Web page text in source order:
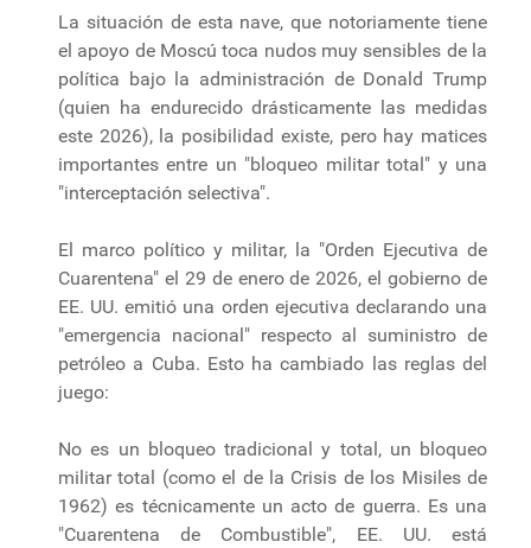
La situación de esta nave, que notoriamente tiene
el apoyo de Moscú toca nudos muy sensibles de la
política bajo la administración de Donald Trump
(quien ha endurecido drásticamente las medidas
este 2026), la posibilidad existe, pero hay matices
importantes entre un "bloqueo militar total" y una
"interceptación selectiva".
El marco político y militar, la "Orden Ejecutiva de
Cuarentena" el 29 de enero de 2026, el gobierno de
EE. UU. emitió una orden ejecutiva declarando una
"emergencia nacional" respecto al suministro de
petróleo a Cuba. Esto ha cambiado las reglas del
juego:
No es un bloqueo tradicional y total, un bloqueo
militar total (como el de la Crisis de los Misiles de
1962) es técnicamente un acto de guerra. Es una
"Cuarentena de Combustible", EE. UU. está